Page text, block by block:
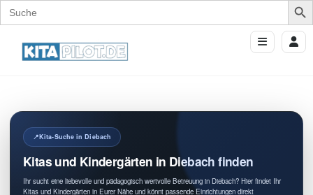
Search
for:
Kita-Suche in Diebach
Kitas und Kindergärten in Diebach finden
Ihr sucht eine liebevolle und pädagogisch wertvolle Betreuung in Diebach? Hier findet Ihr
Kitas und Kindergärten in Eurer Nähe und könnt passende Einrichtungen direkt